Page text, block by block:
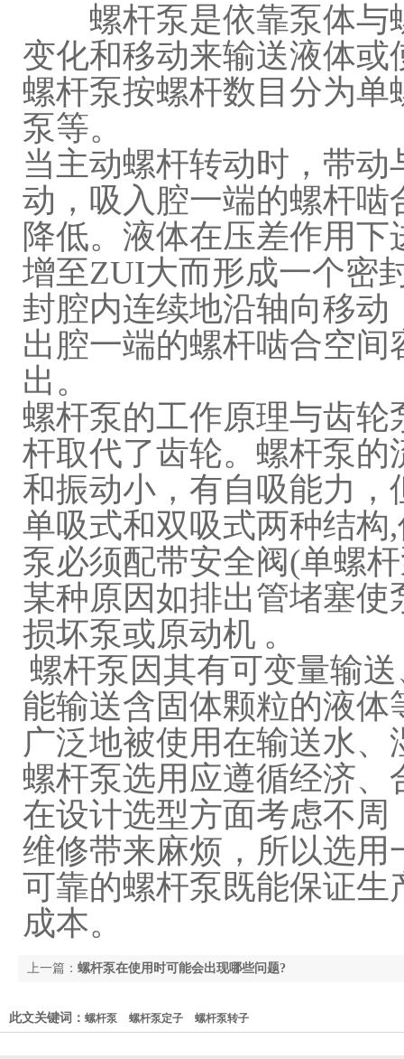
螺杆泵是依靠泵体与
变化和移动来输送液体
螺杆泵按螺杆数目分为
泵等。
当主动螺杆转动时，带
动，吸入腔一端的螺杆
降低。液体在压差作用
增至ZUI大而形成一个密
封腔内连续地沿轴向移
出腔一端的螺杆啮合空
出。
螺杆泵的工作原理与齿
杆取代了齿轮。螺杆泵
和振动小，有自吸能力
单吸式和双吸式两种结
泵必须配带安全阀(单螺
某种原因如排出管堵塞
损坏泵或原动机 。
螺杆泵因其有可变量输
能输送含固体颗粒的液
广泛地被使用在输送水
螺杆泵选用应遵循经济
在设计选型方面考虑不
维修带来麻烦，所以选
可靠的螺杆泵既能保证
成本。
上一篇： 螺杆泵在使用时可能会出现哪些问题?
此文关键词： 螺杆泵 螺杆泵定子 螺杆泵转子